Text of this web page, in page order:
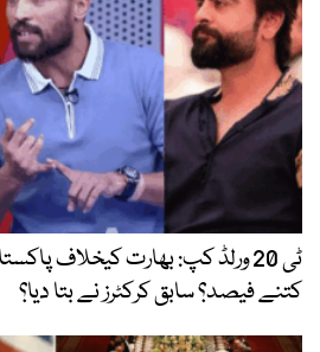
ٹی 20 ورلڈ کپ: بھارت کیخلاف
کتنے فیصد؟ سابق کرکٹرز نے بتا دیا؟